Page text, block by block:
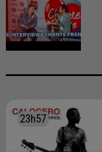
23h57
23h57